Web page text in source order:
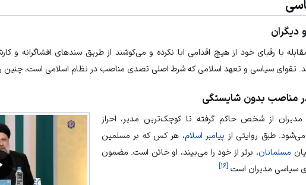
دیگران
با رقبای خود از هیچ اقدامی ابا نکرده و می‌کوشند از طریق سندهای افشاگرانه و
تقوای سیاسی و تعهد اسلامی که شرط اصلی تصدی مناصب در نظام اسلامی است، چنین
در مناصب بدون شایستگی
مدیران از شخص حاکم گرفته تا کوچک‌ترین مدیر، احراز
طبق روایتی از پیامبر اسلام، هر کس که بر مسلمین
مسلمانان، برتر از خود را می‌بیند، او خائن است. مضمون
سیاسی مدیران است. [۱۶]